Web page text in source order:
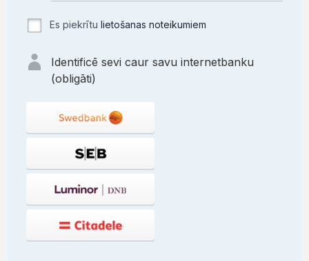
Es piekrītu lietošanas noteikumiem
Identificē sevi caur savu internetbanku
(obligāti)